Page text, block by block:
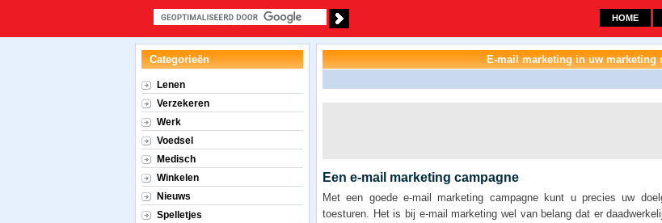
HOME
E-mail marketing in uw marketing
Een e-mail marketing campagne
Met een goede e-mail marketing campagne kunt u precies uw
toesturen. Het is bij e-mail marketing wel van belang dat er
Categorieën
Lenen
Verzekeren
Werk
Voedsel
Medisch
Winkelen
Nieuws
Spelletjes